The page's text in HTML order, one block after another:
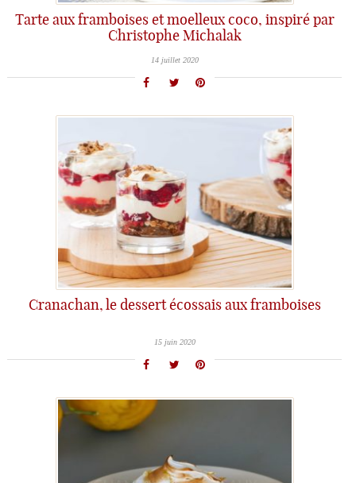
Tarte aux framboises et moelleux coco, inspiré par
Christophe Michalak
14 juillet 2020
Cranachan, le dessert écossais aux framboises
15 juin 2020